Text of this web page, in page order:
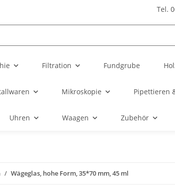
Tel.
Filtration Fundgrube
Mikroskopie Pipettieren
Uhren Waagen Zubehör
Wägeglas, hohe Form, 35*70 mm, 45 ml